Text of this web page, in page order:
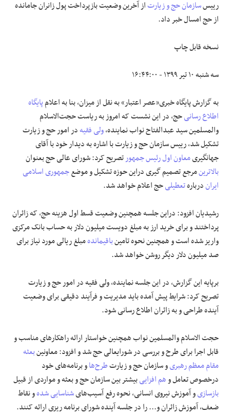
علوم و فن آوری
فرهنگی و هنری
مقالات
رییسسازمان حج و زیارتاز آخرین وضعیت بازپرداخت پول زانران جامانده
از حج امسال خبر داد.
نسخه قابل چاپ
سه شنبه ۱۰ تیر ۱۳۹۹ - ۱۶:۴۴:۰۰
به گزارش پایگاه خبری«عصر اعتبار» به نقل از میزان، بنا به اعلامپایگاه
اطلاع رسانیحج، در این نشست که امروز به ریاست حجت‌الاسلام
والمسلمین سید عبدالفتاح نواب نماینده،ولی فقیهدر امور حج و زیارت
تشکیل شد، رییس سازمان حج و زیارت با اشاره به دیدار خود با آقای
جهانگیریمعاون اول رئیس جمهورتصریح کرد: شورای عالی حج بعنوان
بالاترینمرجع تصمیم گیری دراین حوزه تشکیل و موضعجمهوری اسلامی
ایراندربارهتعطیلیحج اعلام خواهد شد.
رشیدیان افزود: دراین جلسه همچنین وضعیت قسط اول هزینه حج، که زائران
پرداختند و برای خرید ارز به مبلغ دویست میلیون دلار به حساب بانک مرکزی
واریز شده است و همچنین نحوه تامینباقیماندهمبلغ ریالی مورد نیاز برای
صد میلیون دلار دیگر روشن خواهد شد.
برپایه این گزارش، در این جلسه نماینده، ولی فقیه در امور حج و زیارت
تصریح کرد: شرایط پیش آمده باید مدیریت و فرآیند دقیقی برای وضعیت
آینده طراحی و به زائران اطلاع رسانی شود.
حجت الاسلام والمسلمین نواب همچنین خواستار ارائه راهکار‌های مناسب و
قابل اجرا برای طرح و بررسی در شورایعالی حج شد و افزود: معاونینبعثه
مقام معظم رهبریو سازمان حج و زیارتطرح‌هاو برنامه‌های خود
درخصوص تعامل وهم افزاییبیشتر بین سازمان حج و بعثه و مواردی از قبیل
بازسازیو آموزش نیروی انسانی، نحوه رفع آسیب‌هایشناسایی شدهو نقاط
ضعف، آموزش زائران و... را در جلسه آینده شورای برنامه ریزی ارائه کنند.